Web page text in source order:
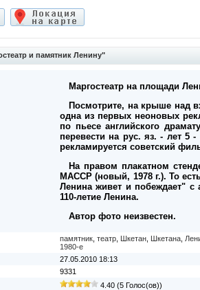
и памятник Ленину"
Маргостеатр на площади
Посмотрите, на крыше над
одна из первых неоновых
по пьесе английского
перевести на рус. яз. - лет 5
рекламируется советский
На правом плакатном
МАССР (новый, 1978 г.). То
Ленина живет и побеждает"
110-летие Ленина.
Автор фото неизвестен.
памятник театр Шкетан Шкетана
1980-е
27.05.2010 18:13
9331
4.40 (5 Голос(ов))